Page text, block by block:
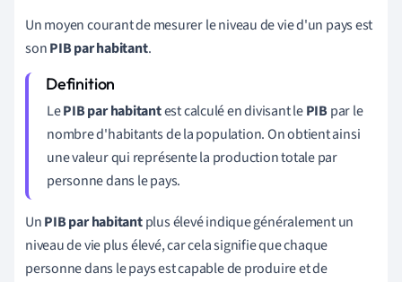
Un moyen courant de mesurer le niveau de vie d'un pays est
sonPIB par habitant.
LePIB par habitantest calculé en divisant lePIB par le
nombre d'habitants de la population. On obtient ainsi
une valeur qui représente la production totale par
personne dans le pays.
UnPIB par habitantplus élevé indique généralement un
niveau de vie plus élevé, car cela signifie que chaque
personne dans le pays est capable de produire et de